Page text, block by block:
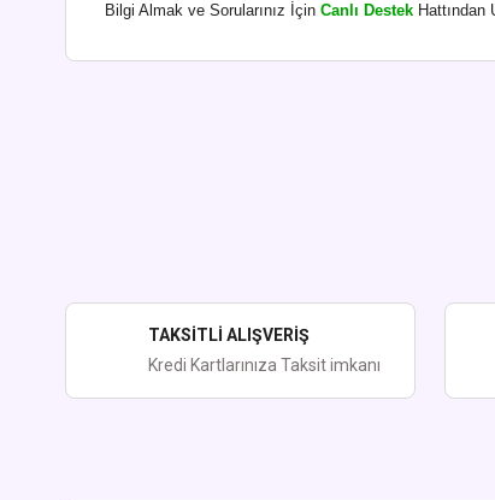
Bilgi Almak ve Sorularınız İçin Canlı Destek Hattından
Ürün fiyatı diğer sitelerden daha pahalı.
Bu ürüne benzer farklı alternatifler olmalı.
TAKSİTLİ ALIŞVERİŞ
Kredi Kartlarınıza Taksit imkanı